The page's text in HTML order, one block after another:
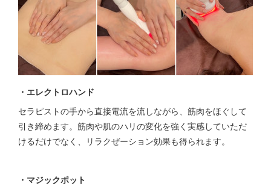
・エレクトロハンド
セラピストの手から直接電流を流しながら、筋肉をほぐして
引き締めます。筋肉や肌のハリの変化を強く実感していただ
けるだけでなく、リラクぜーション効果も得られます。
・マジックポット